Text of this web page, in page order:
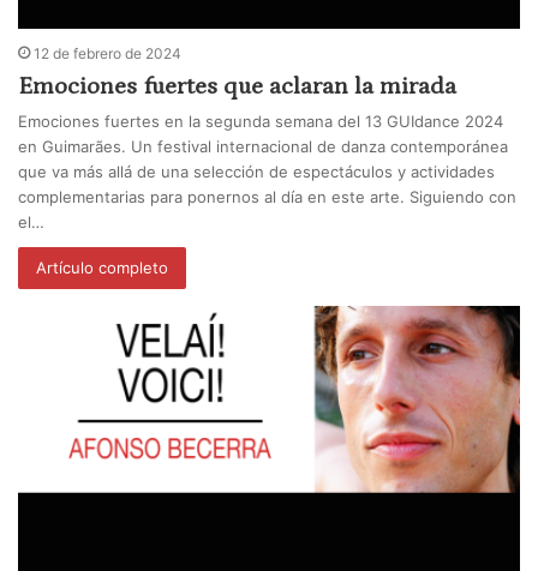
12 de febrero de 2024
Emociones fuertes que aclaran la mirada
Emociones fuertes en la segunda semana del 13 GUIdance 2024
en Guimarães. Un festival internacional de danza contemporánea
que va más allá de una selección de espectáculos y actividades
complementarias para ponernos al día en este arte. Siguiendo con
el…
Artículo completo